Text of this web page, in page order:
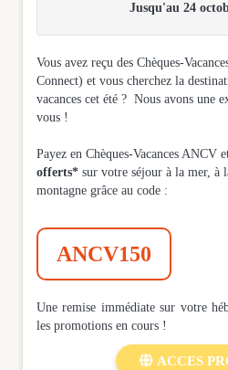
Jusqu'au 24
Vous avez reçu des Chèques-
Connect) et vous cherchez la
vacances cet été ? Nous avons une
vous !
Payez en Chèques-Vacances ANCV
offerts* sur votre séjour à la mer, à
montagne grâce au code :
ANCV150
Une remise immédiate sur votre
les promotions en cours !
 ACCES